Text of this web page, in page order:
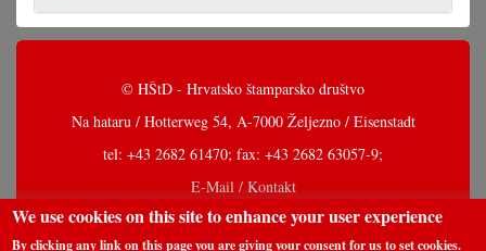
© HŠtD - Hrvatsko štamparsko društvo
Na hataru / Hotterweg 54, A-7000 Željezno / Eisenstadt
tel: +43 2682 61470; fax: +43 2682 63057-9;
E-Mail / Kontakt
We use cookies on this site to enhance your user experience
By clicking any link on this page you are giving your consent for us to set cookies.